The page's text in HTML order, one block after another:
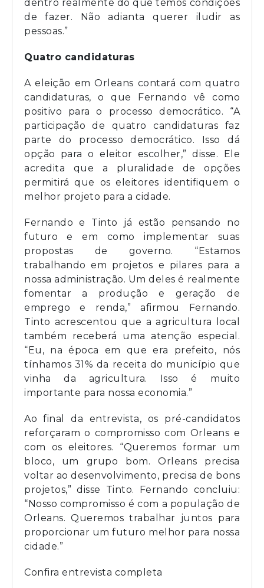
dentro realmente do que temos condições
de fazer. Não adianta querer iludir as
pessoas.”
Quatro candidaturas
A eleição em Orleans contará com quatro
candidaturas, o que Fernando vê como
positivo para o processo democrático. “A
participação de quatro candidaturas faz
parte do processo democrático. Isso dá
opção para o eleitor escolher,” disse. Ele
acredita que a pluralidade de opções
permitirá que os eleitores identifiquem o
melhor projeto para a cidade.
Fernando e Tinto já estão pensando no
futuro e em como implementar suas
propostas de governo. “Estamos
trabalhando em projetos e pilares para a
nossa administração. Um deles é realmente
fomentar a produção e geração de
emprego e renda,” afirmou Fernando.
Tinto acrescentou que a agricultura local
também receberá uma atenção especial.
“Eu, na época em que era prefeito, nós
tínhamos 31% da receita do município que
vinha da agricultura. Isso é muito
importante para nossa economia.”
Ao final da entrevista, os pré-candidatos
reforçaram o compromisso com Orleans e
com os eleitores. “Queremos formar um
bloco, um grupo bom. Orleans precisa
voltar ao desenvolvimento, precisa de bons
projetos,” disse Tinto. Fernando concluiu:
“Nosso compromisso é com a população de
Orleans. Queremos trabalhar juntos para
proporcionar um futuro melhor para nossa
cidade.”
Confira entrevista completa